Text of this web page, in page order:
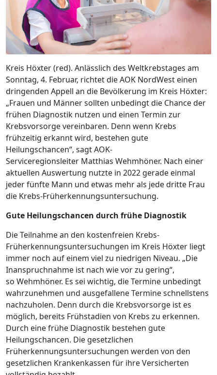
Kreis Höxter (red). Anlässlich des Weltkrebstages am
Sonntag, 4. Februar, richtet die AOK NordWest einen
dringenden Appell an die Bevölkerung im Kreis Höxter:
„Frauen und Männer sollten unbedingt die Chance der
frühen Diagnostik nutzen und einen Termin zur
Krebsvorsorge vereinbaren. Denn wenn Krebs
frühzeitig erkannt wird, bestehen gute
Heilungschancen“, sagt AOK-
Serviceregionsleiter Matthias Wehmhöner. Nach einer
aktuellen Auswertung nutzte in 2022 gerade einmal
jeder fünfte Mann und etwas mehr als jede dritte Frau
die Krebs-Früherkennungsuntersuchung.
Gute Heilungschancen durch frühe Diagnostik
Die Teilnahme an den kostenfreien Krebs-
Früherkennungsuntersuchungen im Kreis Höxter liegt
immer noch auf einem viel zu niedrigen Niveau. „Die
Inanspruchnahme ist nach wie vor zu gering“,
so Wehmhöner. Es sei wichtig, die Termine unbedingt
wahrzunehmen und ausgefallene Termine schnellstens
nachzuholen. Denn durch die Krebsvorsorge ist es
möglich, bereits Frühstadien von Krebs zu erkennen.
Durch eine frühe Diagnostik bestehen gute
Heilungschancen. Die gesetzlichen
Früherkennungsuntersuchungen werden von den
gesetzlichen Krankenkassen für ihre Versicherten